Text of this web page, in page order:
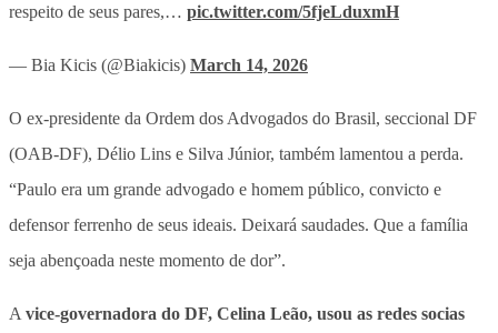
respeito de seus pares,… pic.twitter.com/5fjeLduxmH
— Bia Kicis (@Biakicis) March 14, 2026
O ex-presidente da Ordem dos Advogados do Brasil, seccional DF
(OAB-DF), Délio Lins e Silva Júnior, também lamentou a perda.
“Paulo era um grande advogado e homem público, convicto e
defensor ferrenho de seus ideais. Deixará saudades. Que a família
seja abençoada neste momento de dor”.
A vice-governadora do DF, Celina Leão, usou as redes socias